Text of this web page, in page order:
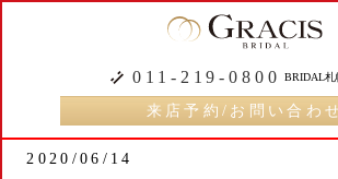
011-219-0800 BRIDAL札
来店予約/お問い合わ
2020/06/14